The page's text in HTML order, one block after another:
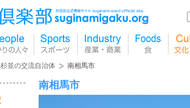
杉並の交流自治体 南相馬市
南相馬市